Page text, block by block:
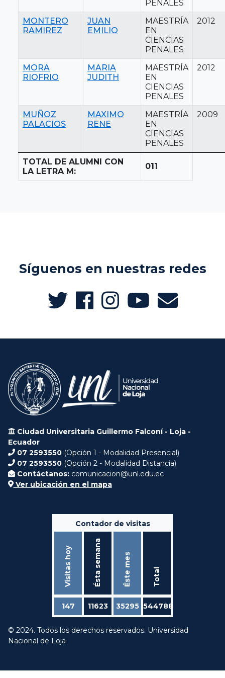
PENALES
MONTERO
RAMIREZ
JUAN
EMILIO
MAESTRÍA
EN
CIENCIAS
PENALES
2012
MORA
RIOFRIO
MARIA
JUDITH
MAESTRÍA
EN
CIENCIAS
PENALES
2012
MUÑOZ
PALACIOS
MAXIMO
RENE
MAESTRÍA
EN
CIENCIAS
PENALES
2009
TOTAL DE ALUMNI CON
LA LETRA M:
011
Síguenos en nuestras redes
Ciudad Universitaria Guillermo Falconí - Loja -
Ecuador
07 2593550 (Opción 1 - Modalidad Presencial)
07 2593550 (Opción 2 - Modalidad Distancia)
Contáctanos: comunicacion@unl.edu.ec
Ver ubicación en el mapa
Contador de visitas
Visitas hoy Ésta semana Éste mes Total
147 11623 35295 544788
© 2024. Todos los derechos reservados. Universidad
Nacional de Loja